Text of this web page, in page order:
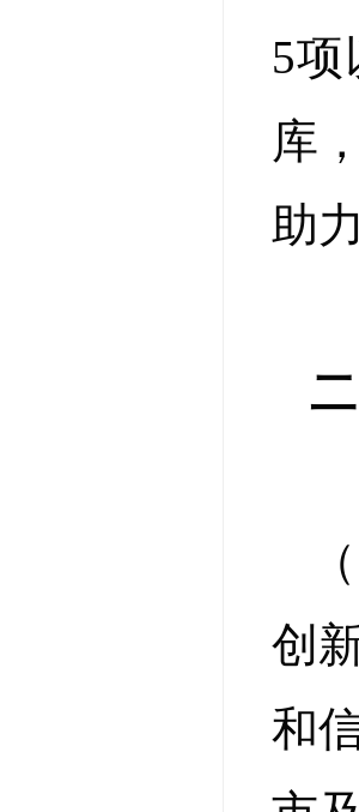
5
库
助
创
和